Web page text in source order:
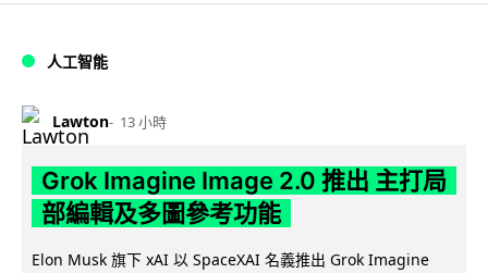
人工智能
Lawton 13 小時
Grok Imagine Image 2.0 推出 主打局
部編輯及多圖參考功能
Elon Musk 旗下 xAI 以 SpaceXAI 名義推出 Grok Imagine